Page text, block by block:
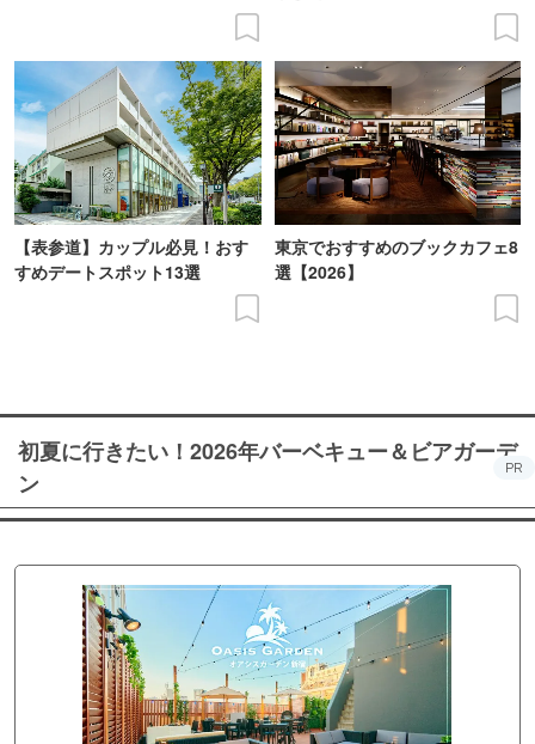
【表参道】カップル必見！おす
すめデートスポット13選
東京でおすすめのブックカフェ8
選【2026】
初夏に行きたい！2026年バーベキュー＆ビアガーデ
ン
PR